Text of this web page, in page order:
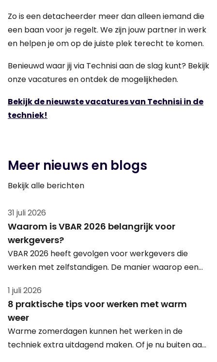
Zo is een detacheerder meer dan alleen iemand die
een baan voor je regelt. We zijn jouw partner in werk
en helpen je om op de juiste plek terecht te komen.
Benieuwd waar jij via Technisi aan de slag kunt? Bekijk
onze vacatures en ontdek de mogelijkheden.
Bekijk de nieuwste vacatures van Technisi in de
techniek!
Meer nieuws en blogs
Bekijk alle berichten
31 juli 2026
Waarom is VBAR 2026 belangrijk voor
werkgevers?
VBAR 2026 heeft gevolgen voor werkgevers die
werken met zelfstandigen. De manier waarop een
belangrijker. Daarom is het verstandig om
arbeidsrelaties opnieuw te beoordelen en te kijken
naar juridisch veilige alternatieven zoals detachering.
1 juli 2026
8 praktische tips voor werken met warm
weer
Warme zomerdagen kunnen het werken in de
techniek extra uitdagend maken. Of je nu buiten aan